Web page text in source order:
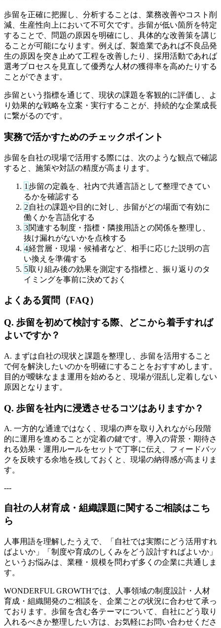
歩留を正確に把握し、分析することは、業務改善やコスト削
減、生産性向上において不可欠です。歩留が低い箇所を特定
することで、問題の原因を明確にし、具体的な改善策を講じ
ることが可能になります。例えば、製造業であれば不良品発
生の原因を突き止めて工程を改善したり、採用活動であれば
選考プロセスを見直して優秀な人材の獲得率を高めたりする
ことができます。
歩留という指標を通じて、現状の課題を客観的に評価し、よ
り効果的な戦略を立案・実行することが、持続的な企業成長
に繋がるのです。
実務で活かすためのチェックポイント
歩留を自社の現場で活用する際には、次のような観点で確認
すると、施策や対話の精度が高まります。
1 歩留の定義を、社内で共通言語として整理できてい
るかを確認する
2 自社の課題や目的に対し、歩留がどの場面で有効に
働くかを言語化する
3関連する制度・指標・隣接用語との関係を整理し、
抜け漏れがないかを点検する
4経営層・現場・候補者など、相手に応じた説明の言
い換えを準備する
5取り組み後の効果を測定する指標と、振り返りのタ
イミングを事前に決めておく
よくある質問（FAQ）
Q. 歩留を初めて検討する際、どこから着手すれば
よいですか？
A. まずは自社の現状と課題を整理し、歩留を活用すること
で何を解決したいのかを明確にすることをおすすめします。
目的が曖昧なまま運用を始めると、現場が混乱し定着しない
原因となります。
Q. 歩留を社内に浸透させるコツはありますか？
A. 一方的な通達ではなく、現場の声を取り入れながら段階
的に運用を進めることが定着の鍵です。導入の背景・期待さ
れる効果・運用ルールをセットで丁寧に伝え、フィードバッ
クを反映する余地を残しておくと、現場の納得感が高まりま
す。
---
自社の人材育成・組織課題に関するご相談はこち
ら
人事用語を理解したうえで、「自社では実際にどう活用すれ
ばよいか」「制度や育成のしくみをどう設計すればよいか」
というお悩みは、業種・規模を問わず多くの企業に共通しま
す。
WONDERFUL GROWTHでは、人事領域の制度設計・人材
育成・組織開発のご相談を、企業ごとの状況に合わせて承っ
ております。歩留を含む各テーマについて、自社にどう取り
入れるべきか整理したい方は、お気軽にお問い合わせくださ